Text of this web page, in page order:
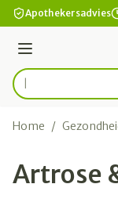
Ga naar de inhoud
Apothekersadvies
Menu
Product, merk,
Home /
Artrose